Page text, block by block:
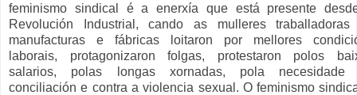
feminismo sindical é a enerxía que está presente
Revolución Industrial, cando as mulleres traballadoras
manufacturas e fábricas loitaron por mellores
laborais, protagonizaron folgas, protestaron polos
salarios, polas longas xornadas, pola necesidade
conciliación e contra a violencia sexual. O feminismo